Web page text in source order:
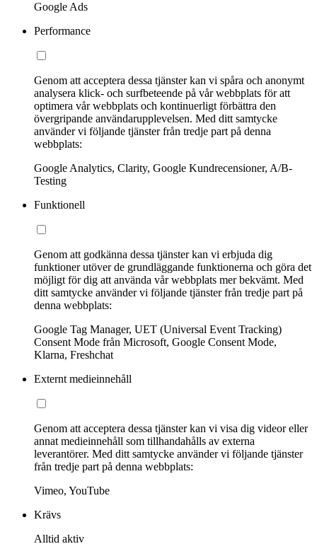
Google Ads
Performance
Genom att acceptera dessa tjänster kan vi spåra och anonymt
analysera klick- och surfbeteende på vår webbplats för att
optimera vår webbplats och kontinuerligt förbättra den
övergripande användarupplevelsen. Med ditt samtycke
använder vi följande tjänster från tredje part på denna
webbplats:
Google Analytics, Clarity, Google Kundrecensioner, A/B-
Testing
Funktionell
Genom att godkänna dessa tjänster kan vi erbjuda dig
funktioner utöver de grundläggande funktionerna och göra det
möjligt för dig att använda vår webbplats mer bekvämt. Med
ditt samtycke använder vi följande tjänster från tredje part på
denna webbplats:
Google Tag Manager, UET (Universal Event Tracking)
Consent Mode från Microsoft, Google Consent Mode,
Klarna, Freshchat
Externt medieinnehåll
Genom att acceptera dessa tjänster kan vi visa dig videor eller
annat medieinnehåll som tillhandahålls av externa
leverantörer. Med ditt samtycke använder vi följande tjänster
från tredje part på denna webbplats:
Vimeo, YouTube
Krävs
Alltid aktiv